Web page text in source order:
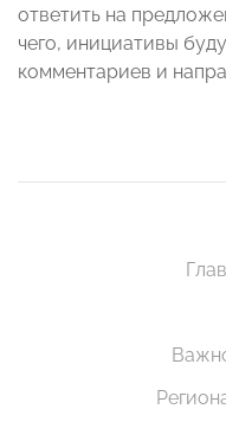
ответить на
чего, инициативы
комментариев и